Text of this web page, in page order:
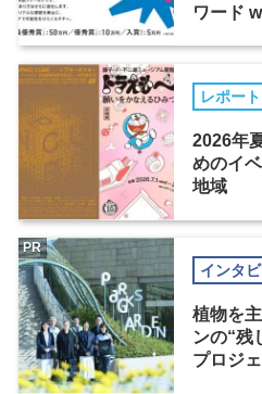
ワード
レポート
2026年
めのイ
地域
インタ
植物を
ンの“残
プロジ
PR